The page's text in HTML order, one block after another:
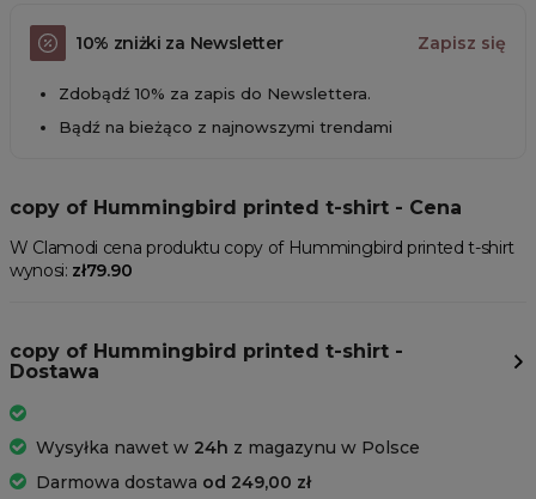
10% zniżki za Newsletter Zapisz się
Zdobądź 10% za zapis do Newslettera.
Bądź na bieżąco z najnowszymi trendami
copy of Hummingbird printed t-shirt - Cena
W Clamodi cena produktu copy of Hummingbird printed t-shirt
wynosi: zł79.90
copy of Hummingbird printed t-shirt -
Dostawa
Wysyłka nawet w 24h z magazynu w Polsce
Darmowa dostawa od 249,00 zł